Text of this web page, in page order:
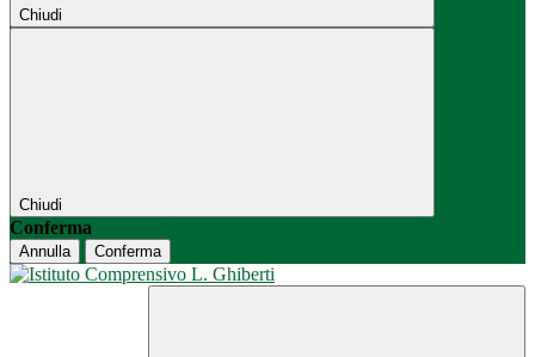
Chiudi
Chiudi
Conferma
Annulla Conferma